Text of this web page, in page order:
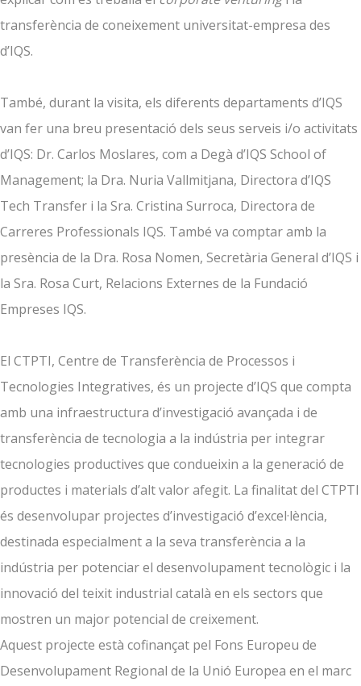
transferència de coneixement universitat-empresa des
d’IQS.
També, durant la visita, els diferents departaments d’IQS
van fer una breu presentació dels seus serveis i/o activitats
d’IQS: Dr. Carlos Moslares, com a Degà d’IQS School of
Management; la Dra. Nuria Vallmitjana, Directora d’IQS
Tech Transfer i la Sra. Cristina Surroca, Directora de
Carreres Professionals IQS. També va comptar amb la
presència de la Dra. Rosa Nomen, Secretària General d’IQS i
la Sra. Rosa Curt, Relacions Externes de la Fundació
Empreses IQS.
El CTPTI, Centre de Transferència de Processos i
Tecnologies Integratives, és un projecte d’IQS que compta
amb una infraestructura d’investigació avançada i de
transferència de tecnologia a la indústria per integrar
tecnologies productives que condueixin a la generació de
productes i materials d’alt valor afegit. La finalitat del CTPTI
és desenvolupar projectes d’investigació d’excel·lència,
destinada especialment a la seva transferència a la
indústria per potenciar el desenvolupament tecnològic i la
innovació del teixit industrial català en els sectors que
mostren un major potencial de creixement.
Aquest projecte està cofinançat pel Fons Europeu de
Desenvolupament Regional de la Unió Europea en el marc